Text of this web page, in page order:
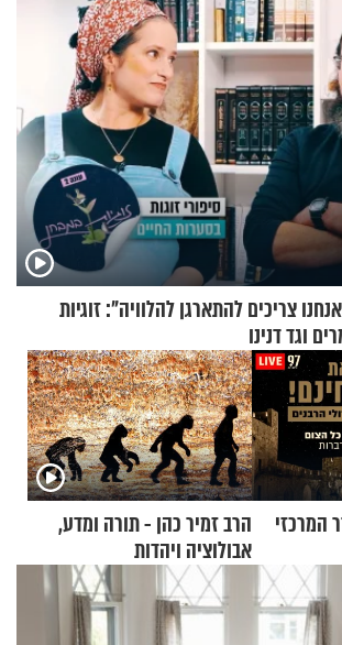
צריכים להתארגן להלוויה": זוגיות
וגד דנינו
הרב זמיר כהן - תורה ומדע,
אבולוציה ויהדות